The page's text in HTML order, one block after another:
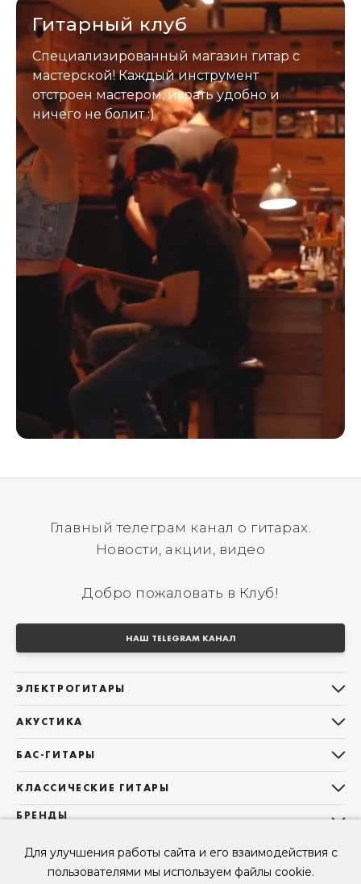
Для улучшения работы сайта и его взаимодействия с
пользователями мы используем файлы cookie.
Гитарный клуб
Специализированный магазин гитар с
мастерской! Каждый инструмент
отстроен мастером, играть удобно и
ничего не болит :)
Главный телеграм канал о гитарах.
Новости, акции, видео
Добро пожаловать в Клуб!
НАШ TELEGRAM КАНАЛ
ЭЛЕКТРОГИТАРЫ
Telecaster
Les Paul
Superstrat
АКУСТИКА
Фолки (ОМ, 000, 00)
Гранд Аудиториум
Б/У, уцененные гитары
БАС-ГИТАРЫ
Precision Bass
КЛАССИЧЕСКИЕ ГИТАРЫ
Все классические гитары
Б/У, уцененные гитары
БРЕНДЫ
Sigma Guitars
Enya Guitars
Контакты